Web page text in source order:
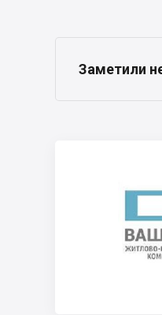
Заметили